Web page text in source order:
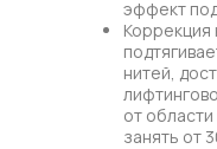
эффект
Коррекция
нитей,
от
занять от